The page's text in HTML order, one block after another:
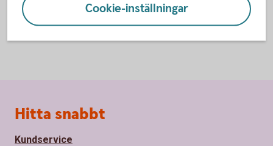
Cookie-inställningar
Sidfot
Hitta snabbt
Kundservice